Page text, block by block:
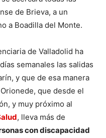
de Brieva, a un
a Boadilla del Monte.
de Valladolid ha
semanales las salidas
y que de esa manera
que desde el
y muy próximo al
, lleva más de
con discapacidad